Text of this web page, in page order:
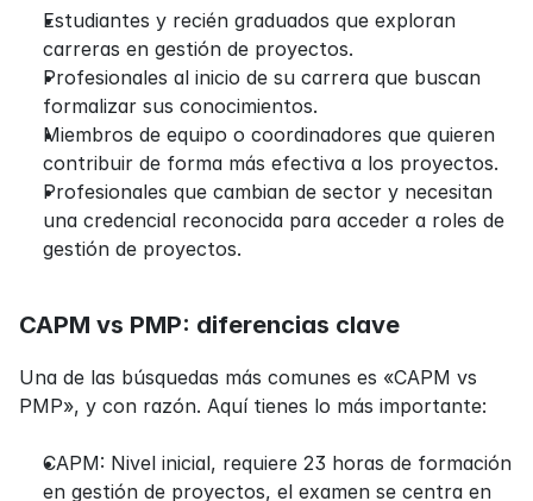
Estudiantes y recién graduados que exploran
carreras en gestión de proyectos.
Profesionales al inicio de su carrera que buscan
formalizar sus conocimientos.
Miembros de equipo o coordinadores que quieren
contribuir de forma más efectiva a los proyectos.
Profesionales que cambian de sector y necesitan
una credencial reconocida para acceder a roles de
gestión de proyectos.
CAPM vs PMP: diferencias clave
Una de las búsquedas más comunes es «CAPM vs
PMP», y con razón. Aquí tienes lo más importante:
CAPM: Nivel inicial, requiere 23 horas de formación
en gestión de proyectos, el examen se centra en